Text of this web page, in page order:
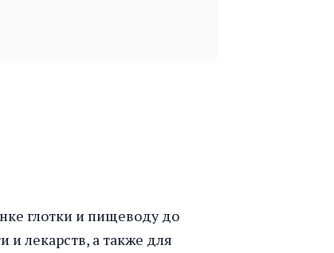
глотки и пищеводу до
и лекарств, а также для